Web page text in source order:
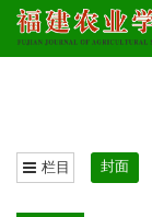
栏目 封面